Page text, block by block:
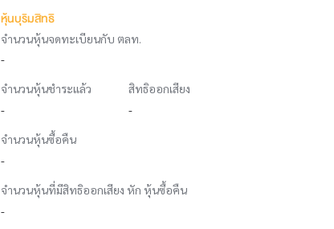
หุ้นบุริมสิทธิ
จำนวนหุ้นจดทะเบียนกับ ตลท.
-
จำนวนหุ้นชำระแล้ว
-
สิทธิออกเสียง
-
จำนวนหุ้นซื้อคืน
-
จำนวนหุ้นที่มีสิทธิออกเสียง หัก หุ้นซื้อคืน
-